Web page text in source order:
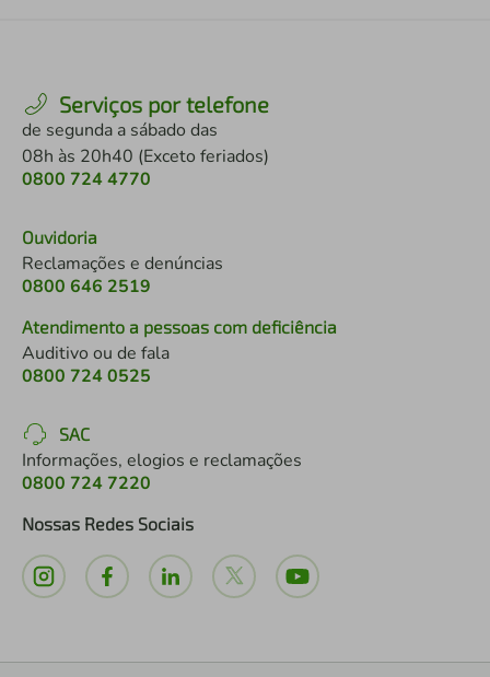
Serviços por telefone
de segunda a sábado das
08h às 20h40 (Exceto feriados)
0800 724 4770
Ouvidoria
Reclamações e denúncias
0800 646 2519
Atendimento a pessoas com deficiência
Auditivo ou de fala
0800 724 0525
SAC
Informações, elogios e reclamações
0800 724 7220
Nossas Redes Sociais